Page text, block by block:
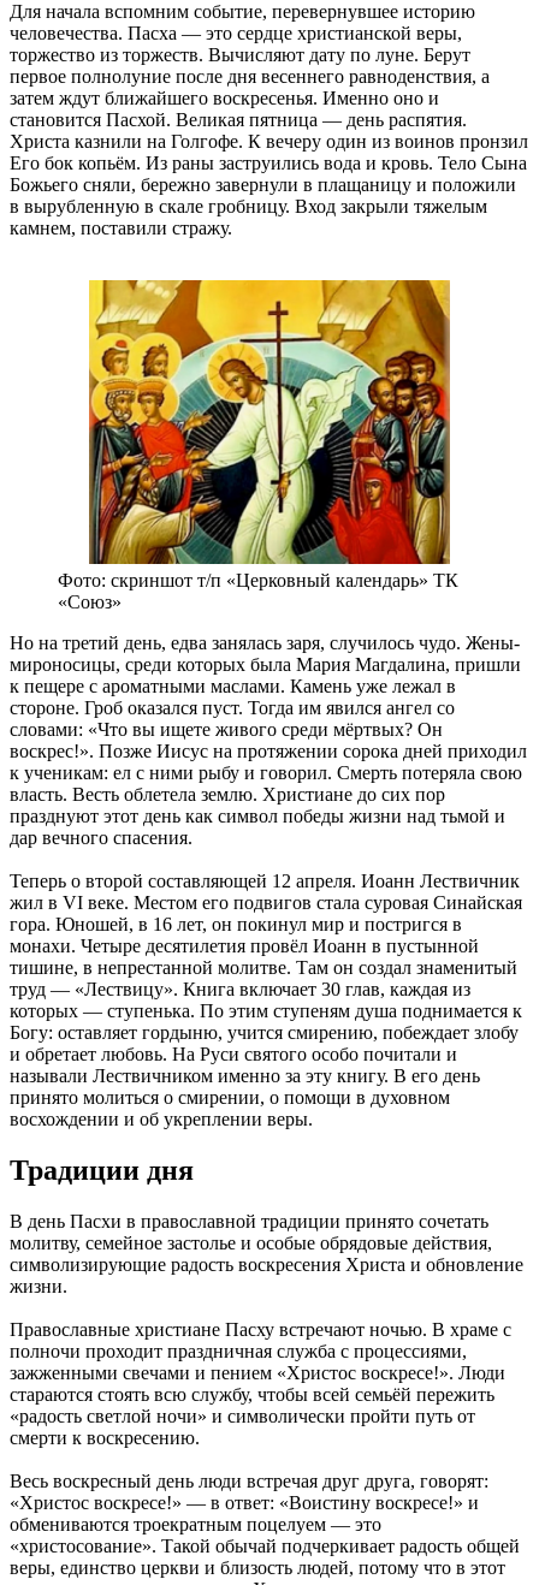
Для начала вспомним событие, перевернувшее историю
человечества. Пасха — это сердце христианской веры,
торжество из торжеств. Вычисляют дату по луне. Берут
первое полнолуние после дня весеннего равноденствия, а
затем ждут ближайшего воскресенья. Именно оно и
становится Пасхой. Великая пятница — день распятия.
Христа казнили на Голгофе. К вечеру один из воинов пронзил
Его бок копьём. Из раны заструились вода и кровь. Тело Сына
Божьего сняли, бережно завернули в плащаницу и положили
в вырубленную в скале гробницу. Вход закрыли тяжелым
камнем, поставили стражу.
Фото: скриншот т/п «Церковный календарь» ТК
«Союз»
Но на третий день, едва занялась заря, случилось чудо. Жены-
мироносицы, среди которых была Мария Магдалина, пришли
к пещере с ароматными маслами. Камень уже лежал в
стороне. Гроб оказался пуст. Тогда им явился ангел со
словами: «Что вы ищете живого среди мёртвых? Он
воскрес!». Позже Иисус на протяжении сорока дней приходил
к ученикам: ел с ними рыбу и говорил. Смерть потеряла свою
власть. Весть облетела землю. Христиане до сих пор
празднуют этот день как символ победы жизни над тьмой и
дар вечного спасения.
Теперь о второй составляющей 12 апреля. Иоанн Лествичник
жил в VI веке. Местом его подвигов стала суровая Синайская
гора. Юношей, в 16 лет, он покинул мир и постригся в
монахи. Четыре десятилетия провёл Иоанн в пустынной
тишине, в непрестанной молитве. Там он создал знаменитый
труд — «Лествицу». Книга включает 30 глав, каждая из
которых — ступенька. По этим ступеням душа поднимается к
Богу: оставляет гордыню, учится смирению, побеждает злобу
и обретает любовь. На Руси святого особо почитали и
называли Лествичником именно за эту книгу. В его день
принято молиться о смирении, о помощи в духовном
восхождении и об укреплении веры.
Традиции дня
В день Пасхи в православной традиции принято сочетать
молитву, семейное застолье и особые обрядовые действия,
символизирующие радость воскресения Христа и обновление
жизни.
Православные христиане Пасху встречают ночью. В храме с
полночи проходит праздничная служба с процессиями,
зажженными свечами и пением «Христос воскресе!». Люди
стараются стоять всю службу, чтобы всей семьёй пережить
«радость светлой ночи» и символически пройти путь от
смерти к воскресению.
Весь воскресный день люди встречая друг друга, говорят:
«Христос воскресе!» — в ответ: «Воистину воскресе!» и
обмениваются троекратным поцелуем — это
«христосование». Такой обычай подчеркивает радость общей
веры, единство церкви и близость людей, потому что в этот